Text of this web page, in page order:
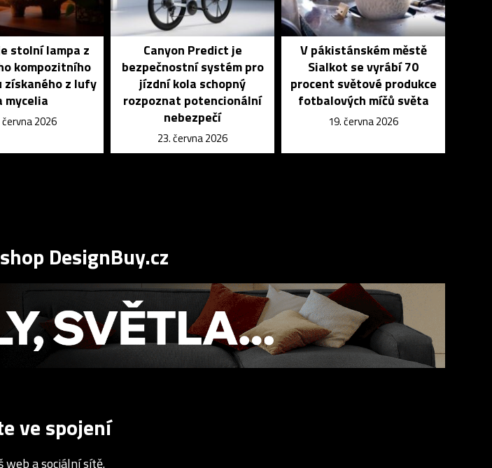
stolní lampa z
kompozitního
z lufy
mycelia
června 2026
Canyon Predict je
bezpečnostní systém pro
jízdní kola schopný
rozpoznat potencionální
nebezpečí
23. června 2026
V pákistánském městě
Sialkot se vyrábí 70
procent světové produkce
fotbalových míčů světa
19. června 2026
DesignBuy.cz
ve spojení
web a sociální sítě.